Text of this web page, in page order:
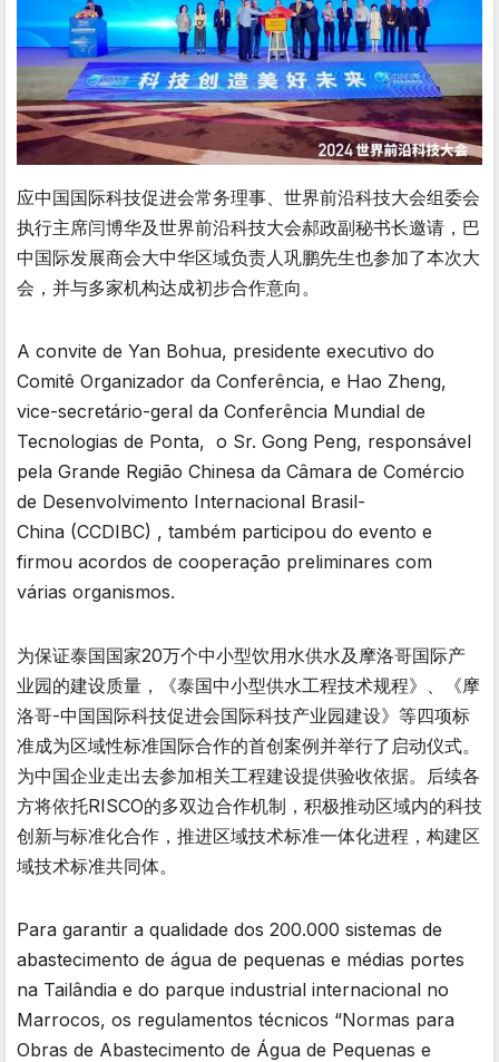
应中国国际科技促进会常务理事、世界前沿科技大会组委会
执行主席闫博华及世界前沿科技大会郝政副秘书长邀请，巴
中国际发展商会大中华区域负责人巩鹏先生也参加了本次大
会，并与多家机构达成初步合作意向。
A convite de Yan Bohua, presidente executivo do
Comitê Organizador da Conferência, e Hao Zheng,
vice-secretário-geral da Conferência Mundial de
Tecnologias de Ponta, o Sr. Gong Peng, responsável
pela Grande Região Chinesa da Câmara de Comércio
de Desenvolvimento Internacional Brasil-
China (CCDIBC) , também participou do evento e
firmou acordos de cooperação preliminares com
várias organismos.
为保证泰国国家20万个中小型饮用水供水及摩洛哥国际产
业园的建设质量，《泰国中小型供水工程技术规程》、《摩
洛哥-中国国际科技促进会国际科技产业园建设》等四项标
准成为区域性标准国际合作的首创案例并举行了启动仪式。
为中国企业走出去参加相关工程建设提供验收依据。后续各
方将依托RISCO的多双边合作机制，积极推动区域内的科技
创新与标准化合作，推进区域技术标准一体化进程，构建区
域技术标准共同体。
Para garantir a qualidade dos 200.000 sistemas de
abastecimento de água de pequenas e médias portes
na Tailândia e do parque industrial internacional no
Marrocos, os regulamentos técnicos “Normas para
Obras de Abastecimento de Água de Pequenas e